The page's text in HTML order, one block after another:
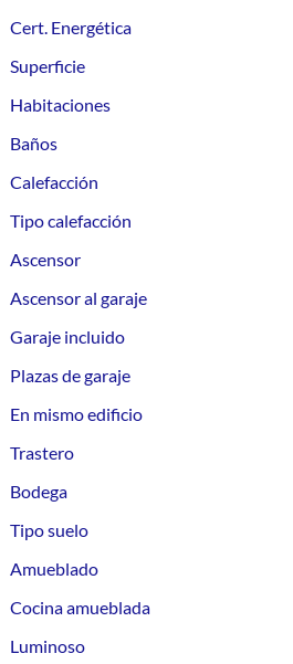
Cert. Energética
Superficie
Habitaciones
Baños
Calefacción
Tipo calefacción
Ascensor
Ascensor al garaje
Garaje incluido
Plazas de garaje
En mismo edificio
Trastero
Bodega
Tipo suelo
Amueblado
Cocina amueblada
Luminoso